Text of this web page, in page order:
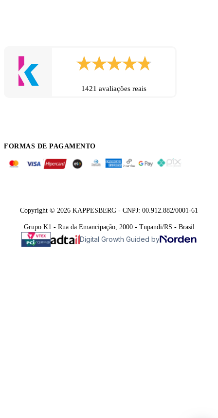
1421 avaliações reais
FORMAS DE PAGAMENTO
Copyright © 2026 KAPPESBERG - CNPJ: 00.912.882/0001-61
Grupo K1 - Rua da Emancipação, 2000 - Tupandi/RS - Brasil
Digital Growth Guided by